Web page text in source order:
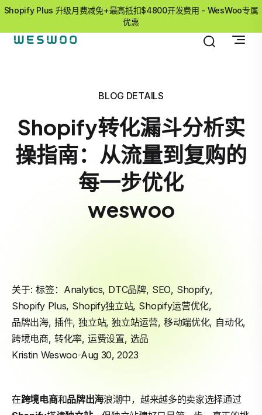
Shopify Plus 升级月费减免+最高抵扣$4800开发费用 - WesWoo专属
优惠
BLOG DETAILS
Shopify转化漏斗分析实
操指南：从流量到复购的
每一步优化
weswoo
关于: 标签： Analytics, DTC品牌, SEO, Shopify,
Shopify Plus, Shopify独立站, Shopify运营优化,
品牌出海, 插件,独立站,独立站运营, 移动端优化, 自动化,
跨境电商, 转化率, 运费设置, 选品
Kristin Weswoo Aug 30, 2023
在跨境电商和品牌出海浪潮中，越来越多的卖家选择通过